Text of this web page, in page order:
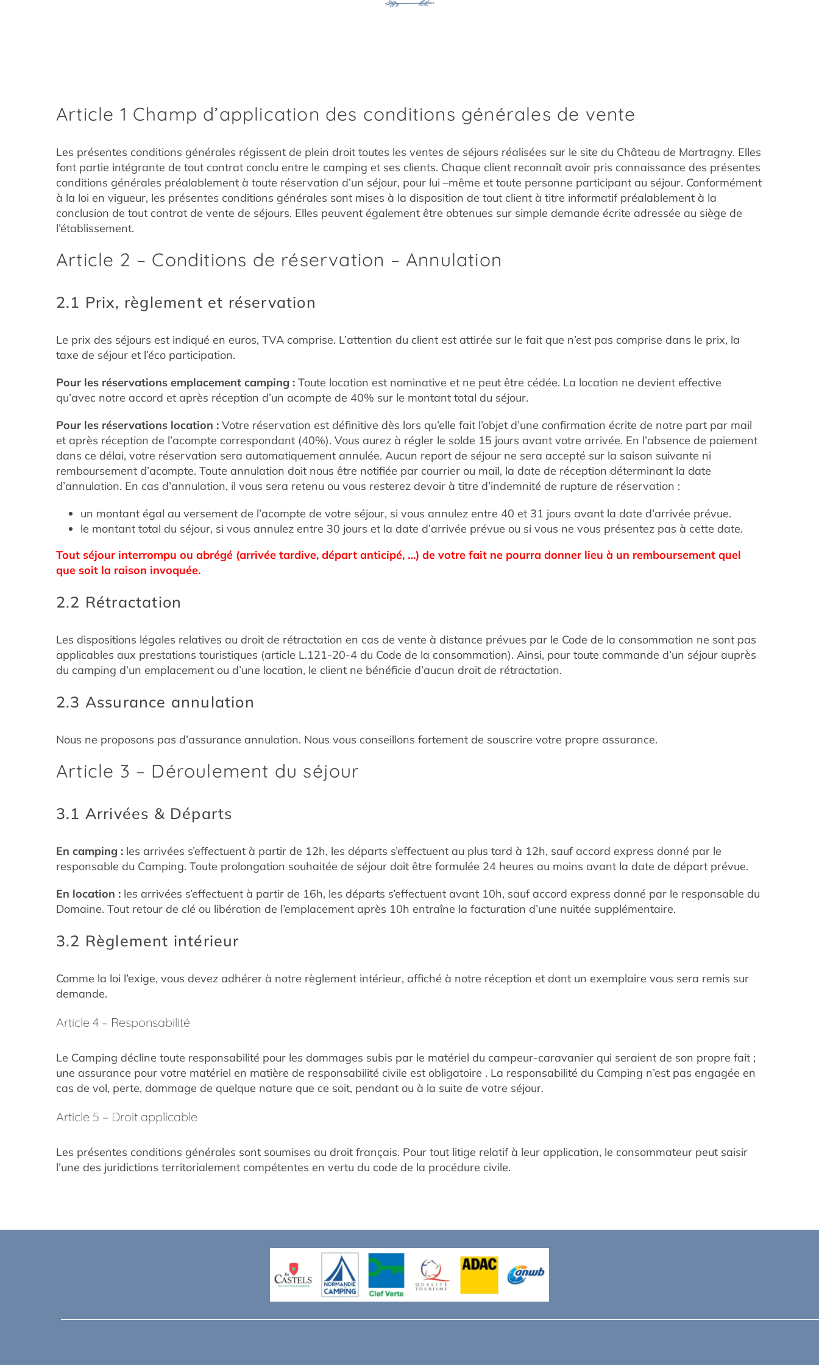
Article 1 Champ d’application des conditions générales de vente
Les présentes conditions générales régissent de plein droit toutes les ventes de séjours réalisées sur le site du Château de Martragny. Elles
font partie intégrante de tout contrat conclu entre le camping et ses clients. Chaque client reconnaît avoir pris connaissance des présentes
conditions générales préalablement à toute réservation d’un séjour, pour lui –même et toute personne participant au séjour. Conformément
à la loi en vigueur, les présentes conditions générales sont mises à la disposition de tout client à titre informatif préalablement à la
conclusion de tout contrat de vente de séjours. Elles peuvent également être obtenues sur simple demande écrite adressée au siège de
l’établissement.
Article 2 – Conditions de réservation – Annulation
2.1 Prix, règlement et réservation
Le prix des séjours est indiqué en euros, TVA comprise. L’attention du client est attirée sur le fait que n’est pas comprise dans le prix, la
taxe de séjour et l’éco participation.
Pour les réservations emplacement camping : Toute location est nominative et ne peut être cédée. La location ne devient effective
qu’avec notre accord et après réception d’un acompte de 40% sur le montant total du séjour.
Pour les réservations location : Votre réservation est définitive dès lors qu’elle fait l’objet d’une confirmation écrite de notre part par mail
et après réception de l’acompte correspondant (40%). Vous aurez à régler le solde 15 jours avant votre arrivée. En l’absence de paiement
dans ce délai, votre réservation sera automatiquement annulée. Aucun report de séjour ne sera accepté sur la saison suivante ni
remboursement d’acompte. Toute annulation doit nous être notifiée par courrier ou mail, la date de réception déterminant la date
d’annulation. En cas d’annulation, il vous sera retenu ou vous resterez devoir à titre d’indemnité de rupture de réservation :
un montant égal au versement de l’acompte de votre séjour, si vous annulez entre 40 et 31 jours avant la date d’arrivée prévue.
le montant total du séjour, si vous annulez entre 30 jours et la date d’arrivée prévue ou si vous ne vous présentez pas à cette date.
Tout séjour interrompu ou abrégé (arrivée tardive, départ anticipé, …) de votre fait ne pourra donner lieu à un remboursement quel
que soit la raison invoquée.
2.2 Rétractation
Les dispositions légales relatives au droit de rétractation en cas de vente à distance prévues par le Code de la consommation ne sont pas
applicables aux prestations touristiques (article L.121-20-4 du Code de la consommation). Ainsi, pour toute commande d’un séjour auprès
du camping d’un emplacement ou d’une location, le client ne bénéficie d’aucun droit de rétractation.
2.3 Assurance annulation
Nous ne proposons pas d’assurance annulation. Nous vous conseillons fortement de souscrire votre propre assurance.
Article 3 – Déroulement du séjour
3.1 Arrivées & Départs
En camping : les arrivées s’effectuent à partir de 12h, les départs s’effectuent au plus tard à 12h, sauf accord express donné par le
responsable du Camping. Toute prolongation souhaitée de séjour doit être formulée 24 heures au moins avant la date de départ prévue.
En location : les arrivées s’effectuent à partir de 16h, les départs s’effectuent avant 10h, sauf accord express donné par le responsable du
Domaine. Tout retour de clé ou libération de l’emplacement après 10h entraîne la facturation d’une nuitée supplémentaire.
3.2 Règlement intérieur
Comme la loi l’exige, vous devez adhérer à notre règlement intérieur, affiché à notre réception et dont un exemplaire vous sera remis sur
demande.
Article 4 – Responsabilité
Le Camping décline toute responsabilité pour les dommages subis par le matériel du campeur-caravanier qui seraient de son propre fait ;
une assurance pour votre matériel en matière de responsabilité civile est obligatoire . La responsabilité du Camping n’est pas engagée en
cas de vol, perte, dommage de quelque nature que ce soit, pendant ou à la suite de votre séjour.
Article 5 – Droit applicable
Les présentes conditions générales sont soumises au droit français. Pour tout litige relatif à leur application, le consommateur peut saisir
l’une des juridictions territorialement compétentes en vertu du code de la procédure civile.